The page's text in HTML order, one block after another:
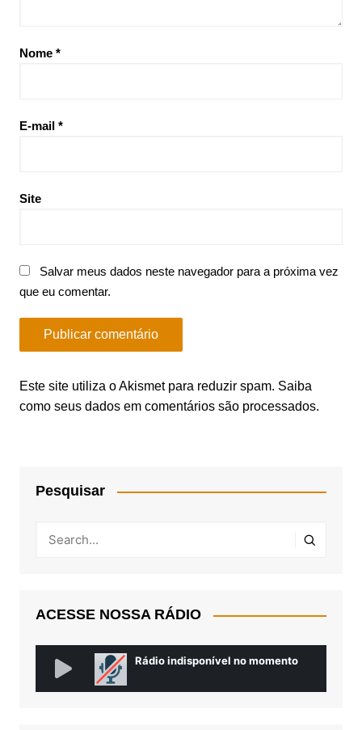
Nome *
E-mail *
Site
Salvar meus dados neste navegador para a próxima vez
que eu comentar.
Este site utiliza o Akismet para reduzir spam. Saiba
como seus dados em comentários são processados.
Pesquisar
ACESSE NOSSA RÁDIO